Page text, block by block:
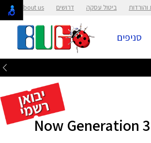
ביטול עסקה דרושים About us
סניפים
באנדל מצלמת פיתוח מהיר + דפי צילום Now Generation 3